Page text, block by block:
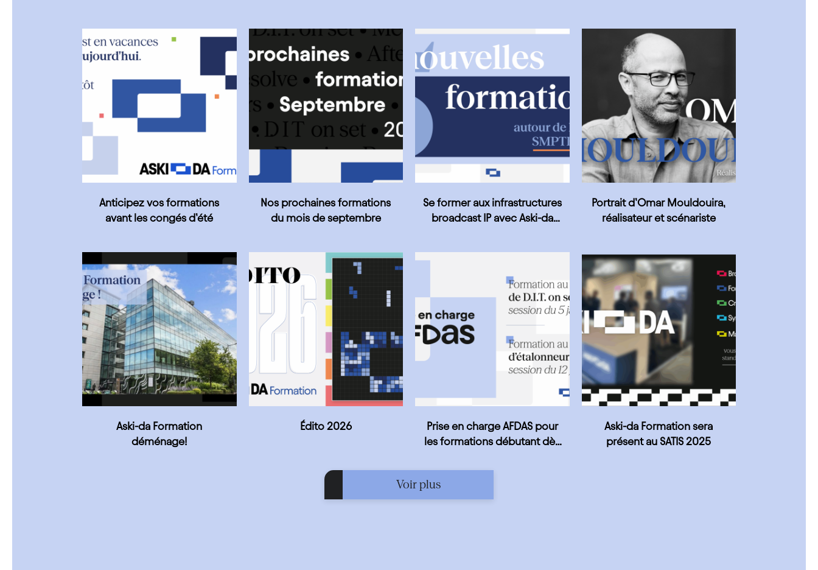
Anticipez vos formations
avant les congés d’été
Nos prochaines formations
du mois de septembre
Se former aux infrastructures
broadcast IP avec Aski-da
Portrait d’Omar Mouldouira,
réalisateur et scénariste
Aski-da Formation
déménage!
Édito 2026
Prise en charge AFDAS pour
les formations débutant dès
Aski-da Formation sera
présent au SATIS 2025
Voir plus